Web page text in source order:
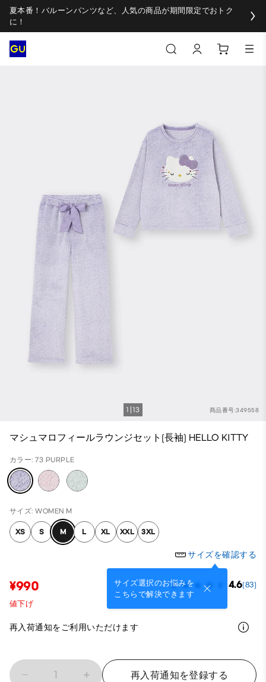
夏本番！バルーンパンツなど、人気の商品が期間限定でおトク
に！
商品番号:349558
1 13
マシュマロフィールラウンジセット(長袖) HELLO KITTY
カラー: 73 PURPLE
サイズ: WOMEN M
XS S M L XL XXL 3XL
サイズを確認する
サイズ選択のお悩みを
こちらで解決できます
¥990 4.6(83)
値下げ
再入荷通知をご利用いただけます
1 再入荷通知を登録する